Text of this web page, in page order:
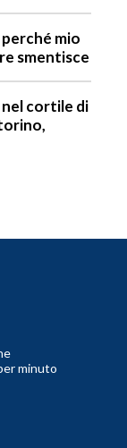
mio
smentisce
cortile di
minuto